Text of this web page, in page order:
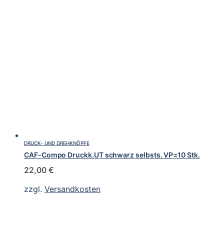
DRUCK- UND DREHKNÖPFE
CAF-Compo Druckk.UT schwarz selbsts. VP=10 Stk.
22,00 €
zzgl. Versandkosten